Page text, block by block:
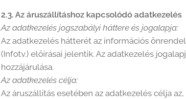
2.3. Az áruszállításhoz kapcsolódó adatkezelés
Az adatkezelés jogszabályi háttere és jogalapja:
Az adatkezelés hátterét az információs
(Infotv.) előírásai jelentik. Az adatkezelés
hozzájárulása.
Az adatkezelés célja:
Az áruszállítás esetében az adatkezelés célja